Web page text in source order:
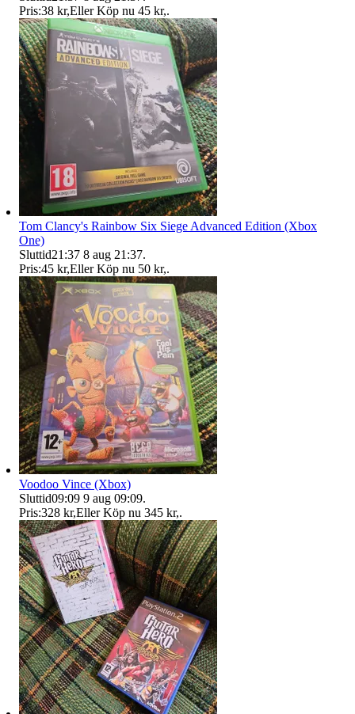
Pris:38 kr,Eller Köp nu 45 kr,.
Tom Clancy's Rainbow Six Siege Advanced Edition (Xbox
One)
Sluttid21:37 8 aug 21:37.
Pris:45 kr,Eller Köp nu 50 kr,.
Voodoo Vince (Xbox)
Sluttid09:09 9 aug 09:09.
Pris:328 kr,Eller Köp nu 345 kr,.